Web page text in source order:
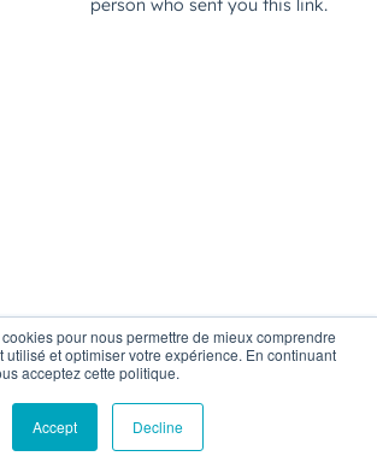
pour nous permettre de mieux comprendre
utilisé et optimiser votre expérience. En continuant
acceptez cette politique.
Accept Decline